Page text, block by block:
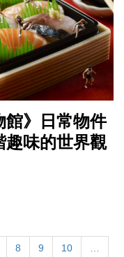
館》日常物件
趣味的世界觀
8 9 10